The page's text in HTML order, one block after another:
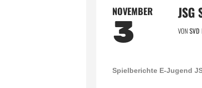
NOVEMBER
3
JSG
VON SVD
Spielberichte E-Jugend